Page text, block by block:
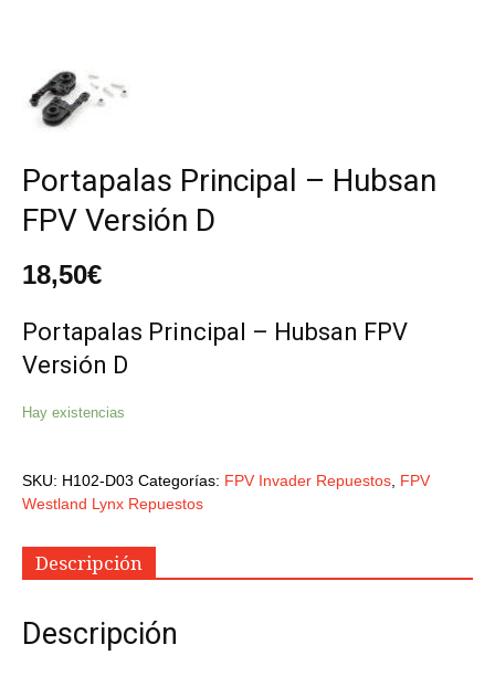
Portapalas Principal – Hubsan
FPV Versión D
18,50€
Portapalas Principal – Hubsan FPV
Versión D
Hay existencias
SKU: H102-D03 Categorías: FPV Invader Repuestos FPV
Westland Lynx Repuestos
Descripción
Descripción